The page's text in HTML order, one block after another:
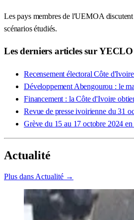
Les pays membres de l'UEMOA
scénarios étudiés.
Les derniers articles sur YECLO
Recensement électoral Côte
Développement Abengourou : le
Financement : la Côte d'Ivoire
Revue de presse ivoirienne du 31
Grève du 15 au 17 octobre 2024
Actualité
Plus dans Actualité →